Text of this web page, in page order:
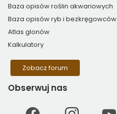
Baza opisów roślin akwariowych
Baza opisów ryb i bezkręgowców
Atlas glonów
Kalkulatory
Zobacz forum
Obserwuj nas